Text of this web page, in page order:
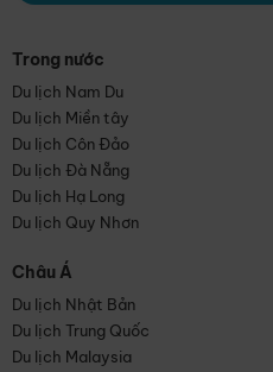
Trong nước
Du lịch Nam Du
Du lịch Miền tây
Du lịch Côn Đảo
Du lịch Đà Nẵng
Du lịch Hạ Long
Du lịch Quy Nhơn
Châu Á
Du lịch Nhật Bản
Du lịch Trung Quốc
Du lịch Malaysia